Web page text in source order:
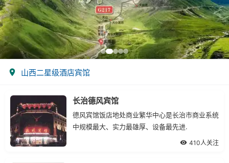
山西二星级酒店宾馆
长治德风宾馆
德风宾馆饭店地处商业繁华中心是长治市商业系统
中规模最大、实力最雄厚、设备最先进.
410人关注